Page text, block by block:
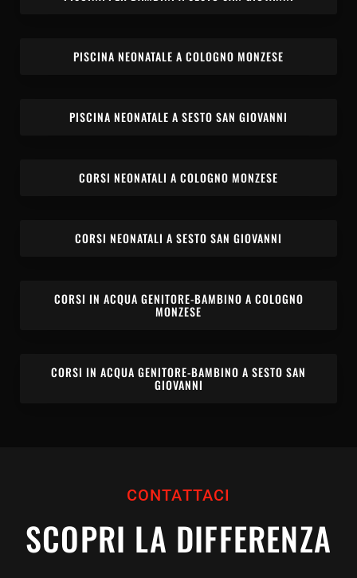
PISCINA NEONATALE A COLOGNO MONZESE
PISCINA NEONATALE A SESTO SAN GIOVANNI
CORSI NEONATALI A COLOGNO MONZESE
CORSI NEONATALI A SESTO SAN GIOVANNI
CORSI IN ACQUA GENITORE-BAMBINO A COLOGNO
MONZESE
CORSI IN ACQUA GENITORE-BAMBINO A SESTO SAN
GIOVANNI
CONTATTACI
SCOPRI LA DIFFERENZA